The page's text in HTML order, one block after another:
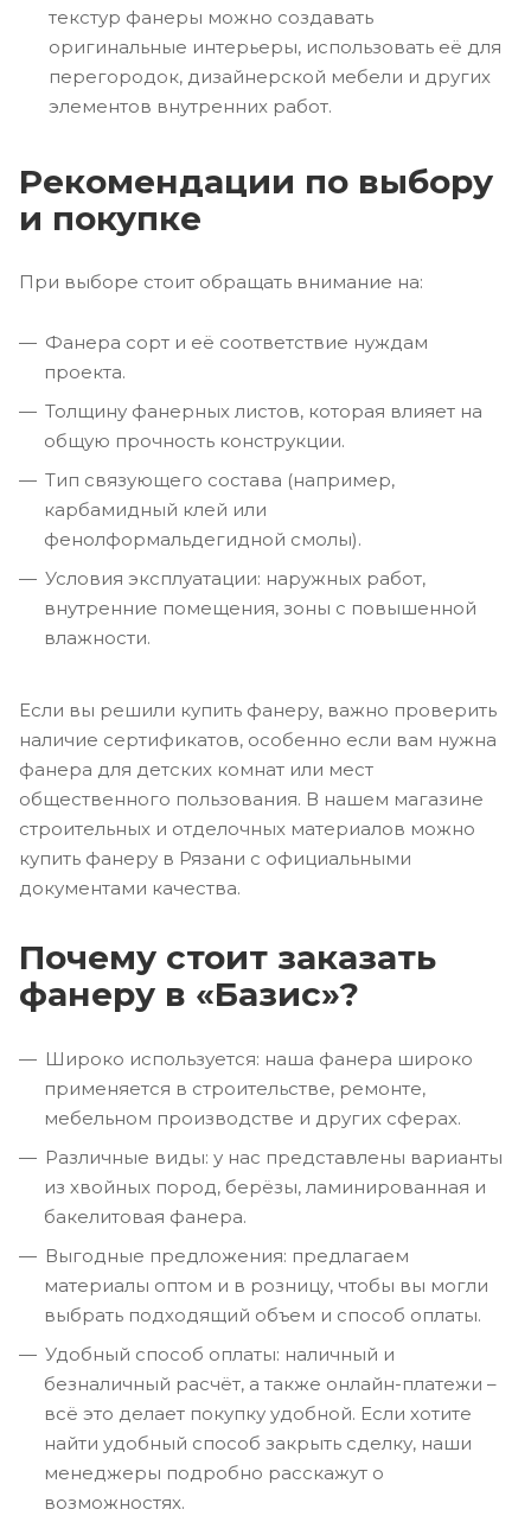
текстур фанеры можно создавать
оригинальные интерьеры, использовать её для
перегородок, дизайнерской мебели и других
элементов внутренних работ.
Рекомендации по выбору
и покупке
При выборе стоит обращать внимание на:
Фанера сорт и её соответствие нуждам
проекта.
Толщину фанерных листов, которая влияет на
общую прочность конструкции.
Тип связующего состава (например,
карбамидный клей или
фенолформальдегидной смолы).
Условия эксплуатации: наружных работ,
внутренние помещения, зоны с повышенной
влажности.
Если вы решили купить фанеру, важно проверить
наличие сертификатов, особенно если вам нужна
фанера для детских комнат или мест
общественного пользования. В нашем магазине
строительных и отделочных материалов можно
купить фанеру в Рязани с официальными
документами качества.
Почему стоит заказать
фанеру в «Базис»?
Широко используется: наша фанера широко
применяется в строительстве, ремонте,
мебельном производстве и других сферах.
Различные виды: у нас представлены варианты
из хвойных пород, берёзы, ламинированная и
бакелитовая фанера.
Выгодные предложения: предлагаем
материалы оптом и в розницу, чтобы вы могли
выбрать подходящий объем и способ оплаты.
Удобный способ оплаты: наличный и
безналичный расчёт, а также онлайн-платежи –
всё это делает покупку удобной. Если хотите
найти удобный способ закрыть сделку, наши
менеджеры подробно расскажут о
возможностях.